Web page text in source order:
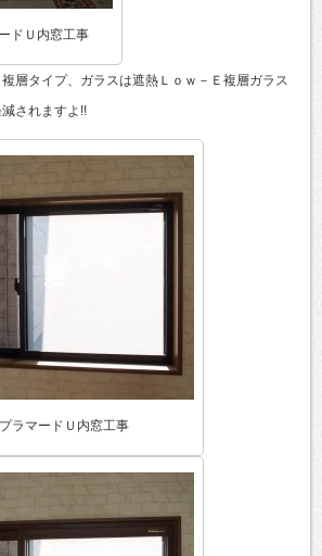
ドＵ内窓工事
層タイプ、ガラスは遮熱Ｌｏｗ－Ｅ複層ガラス
されますよ!!
ラマードＵ内窓工事